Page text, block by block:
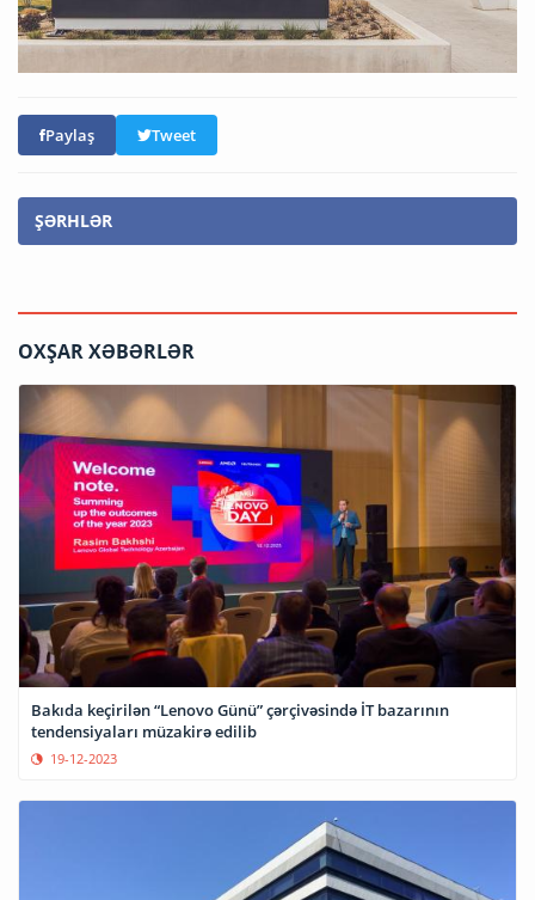
Paylaş Tweet
ŞƏRHLƏR
OXŞAR XƏBƏRLƏR
Bakıda keçirilən “Lenovo Günü” çərçivəsində İT bazarının
tendensiyaları müzakirə edilib
19-12-2023